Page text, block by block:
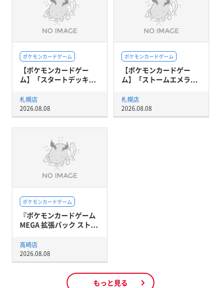
ポケモンカードゲーム
【ポケモンカードゲー
ム】「スタートデッキ...
札幌店
2026.08.08
ポケモンカードゲーム
【ポケモンカードゲー
ム】「ストームエメラ...
札幌店
2026.08.08
ポケモンカードゲーム
『ポケモンカードゲーム
MEGA 拡張パック スト...
高崎店
2026.08.08
もっと見る